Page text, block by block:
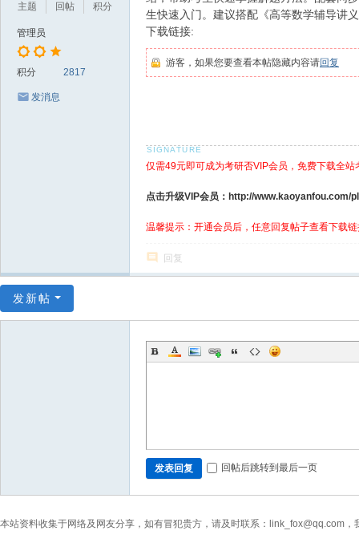
主题
回帖
积分
管理员
积分 2817
发消息
生快速入门。建议搭配《高等数学辅导讲
下载链接:
游客，如果您要查看本帖隐藏内容请回复
仅需49元即可成为考研否VIP会员，免费下载全站
点击升级VIP会员：http://www.kaoyanfou.com/
温馨提示：开通会员后，任意回复帖子查看下载
回复
发新帖
发表回复 回帖后跳转到最后一页
本站资料收集于网络及网友分享，如有冒犯贵方，请及时联系：link_fox@qq.com，